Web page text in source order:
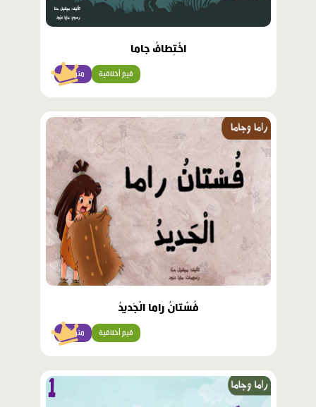
اخْتِطافُ جاما
متوسّط قيم أخلاقية
محتوى
مميّز
فُسْتانُ راما الْجَديدُ
متوسّط قيم أخلاقية
محتوى
مميّز